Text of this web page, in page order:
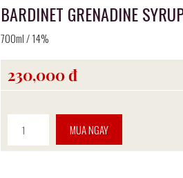
BARDINET GRENADINE
700ml / 14%
230,000 đ
MUA NGAY